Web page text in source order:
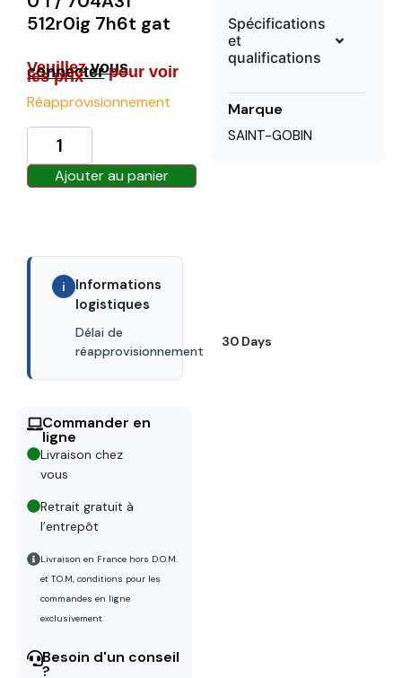
512r0ig 7h6t gat
Veuillezvous
connecterpour voir
les prix
Réapprovisionnement
Ajouter au panier
i
Informations
logistiques
Délai de
réapprovisionnement
30 Days
Commander en
ligne
Livraison chez
vous
Retrait gratuit à
l’entrepôt
Livraison en France hors D.O.M.
et T.O.M, conditions pour les
commandes en ligne
exclusivement.
Besoin d'un conseil
?
Spécifications
et
qualifications
Marque
SAINT-GOBIN